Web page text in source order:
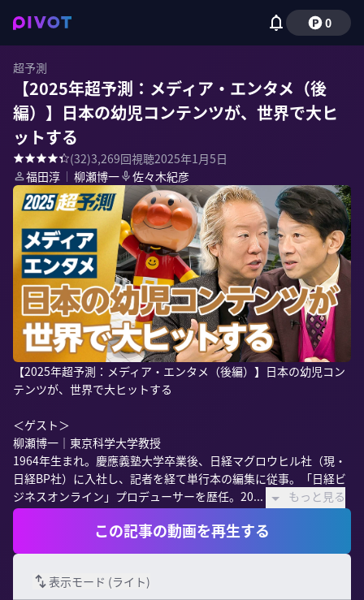
0
超予測
【2025年超予測：メディア・エンタメ（後
編）】日本の幼児コンテンツが、世界で大ヒ
ットする
(32)3,269回視聴2025年1月5日
福田淳 ｜ 柳瀬博一 佐々木紀彦
【2025年超予測：メディア・エンタメ（後編）】日本の幼児コン
テンツが、世界で大ヒットする
＜ゲスト＞
柳瀬博一｜東京科学大学教授
1964年生まれ。慶應義塾大学卒業後、日経マグロウヒル社（現・
日経BP社）に入社し、記者を経て単行本の編集に従事。「日経ビ
ジネスオンライン」プロデューサーを歴任。20...
もっと見る
この記事の動画を再生する
表示モード (ライト)